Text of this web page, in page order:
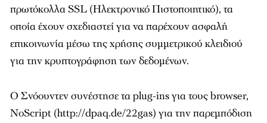
πρωτόκολλα SSL (Ηλεκτρονικό Πιστοποιητικό), τα
οποία έχουν σχεδιαστεί για να παρέχουν ασφαλή
επικοινωνία μέσω της χρήσης συμμετρικού κλειδιού
για την κρυπτογράφηση των δεδομένων.
Ο Σνόουντεν συνέστησε τα plug-ins για τους browser,
NoScript (http://dpaq.de/22gas) για την παρεμπόδιση